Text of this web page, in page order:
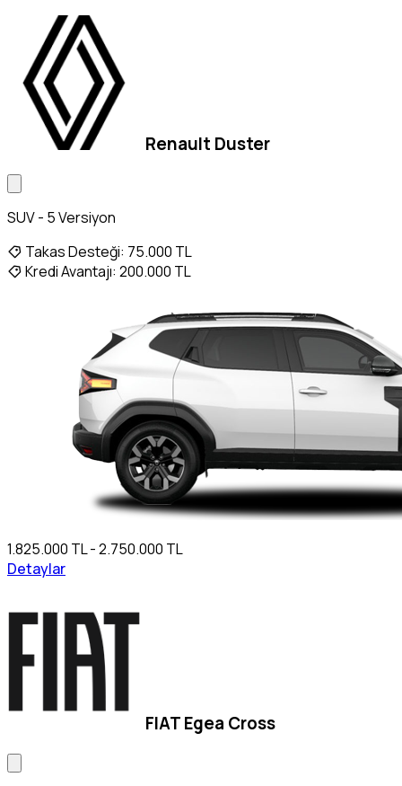
Renault Duster
SUV - 5 Versiyon
Takas Desteği: 75.000 TL
Kredi Avantajı: 200.000 TL
1.825.000 TL - 2.750.000 TL
Detaylar
FIAT Egea Cross